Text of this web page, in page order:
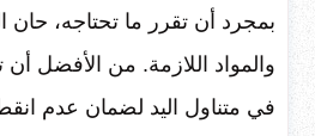
بمجرد أن تقرر ما تحتاجه، حان
والمواد اللازمة. من الأفضل أن
في متناول اليد لضمان عدم